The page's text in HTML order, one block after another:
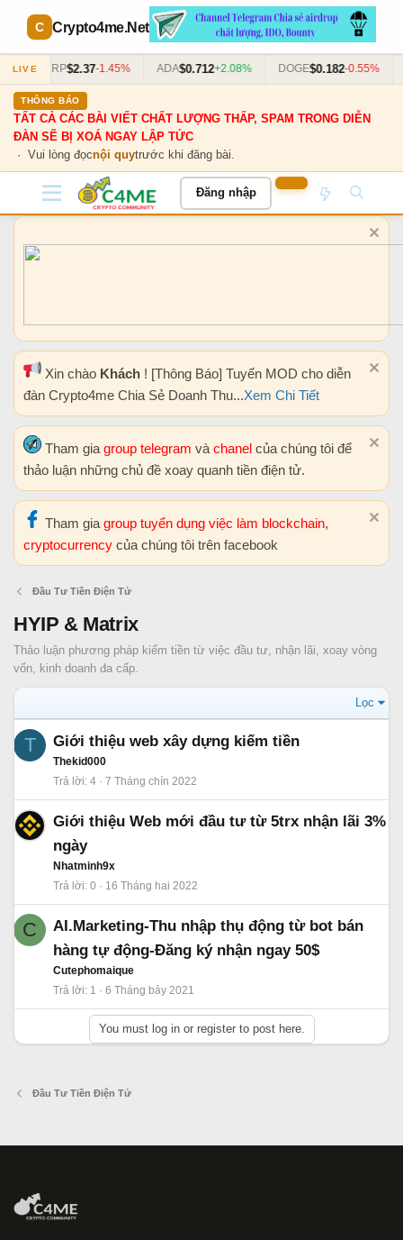
Crypto4me.Net
LIVEXRP$2.37-1.45% ADA$0.712+2.08% DOGE$0.182-0.55%
THÔNG BÁO
TẤT CẢ CÁC BÀI VIẾT CHẤT LƯỢNG THẤP, SPAM TRONG DIỄN
ĐÀN SẼ BỊ XOÁ NGAY LẬP TỨC
· Vui lòng đọcnội quytrước khi đăng bài.
Đăng nhập
Xin chào Khách ! [Thông Báo] Tuyển MOD cho diễn
đàn Crypto4me Chia Sẻ Doanh Thu...Xem Chi Tiết
Tham gia group telegram và chanel của chúng tôi để
thảo luận những chủ đề xoay quanh tiền điện tử.
Tham gia group tuyển dụng việc làm blockchain,
cryptocurrency của chúng tôi trên facebook
Đầu Tư Tiền Điện Tử
HYIP & Matrix
Thảo luận phương pháp kiếm tiền từ việc đầu tư, nhận lãi, xoay vòng
vốn, kinh doanh đa cấp.
Lọc
T Giới thiệu web xây dựng kiếm tiền
Thekid000
Trả lời 4 7 Tháng chín 2022
Giới thiệu Web mới đầu tư từ 5trx nhận lãi 3%
ngày
Nhatminh9x
Trả lời 0 16 Tháng hai 2022
C
AI.Marketing-Thu nhập thụ động từ bot bán
hàng tự động-Đăng ký nhận ngay 50$
Cutephomaique
Trả lời 1 6 Tháng bảy 2021
You must log in or register to post here.
Đầu Tư Tiền Điện Tử